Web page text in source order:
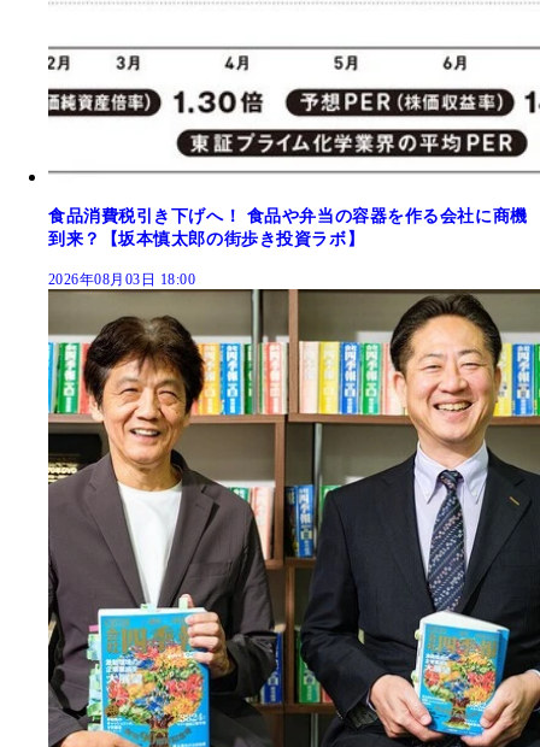
食品消費税引き下げへ！ 食品や弁当の容器を作る会社に商機
到来？【坂本慎太郎の街歩き投資ラボ】
2026年08月03日 18:00